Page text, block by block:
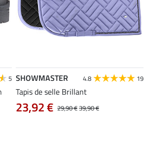
5 SHOWMASTER 4.8 19
Tapis de selle Brillant
29,90 €39,90 €
23,92 €